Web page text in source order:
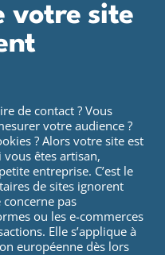
votre site
de contact ? Vous
votre audience ?
? Alors votre site est
vous êtes artisan,
entreprise. C’est le
de sites ignorent
pas
ou les e-commerces
Elle s’applique à
européenne dès lors